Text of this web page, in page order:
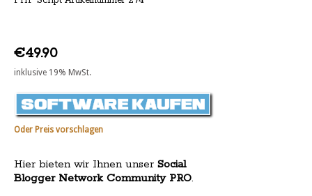
€49.90
inklusive 19% MwSt.
Oder Preis vorschlagen
Hier bieten wir Ihnen unser Social
Blogger Network Community PRO.